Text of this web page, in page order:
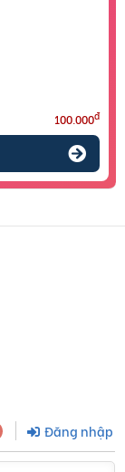
100.000đ
Đăng nhập